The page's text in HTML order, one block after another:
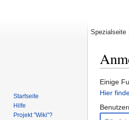
Einige
Hier
Spezialseite
Startseite
Hilfe
Projekt "Wiki"?